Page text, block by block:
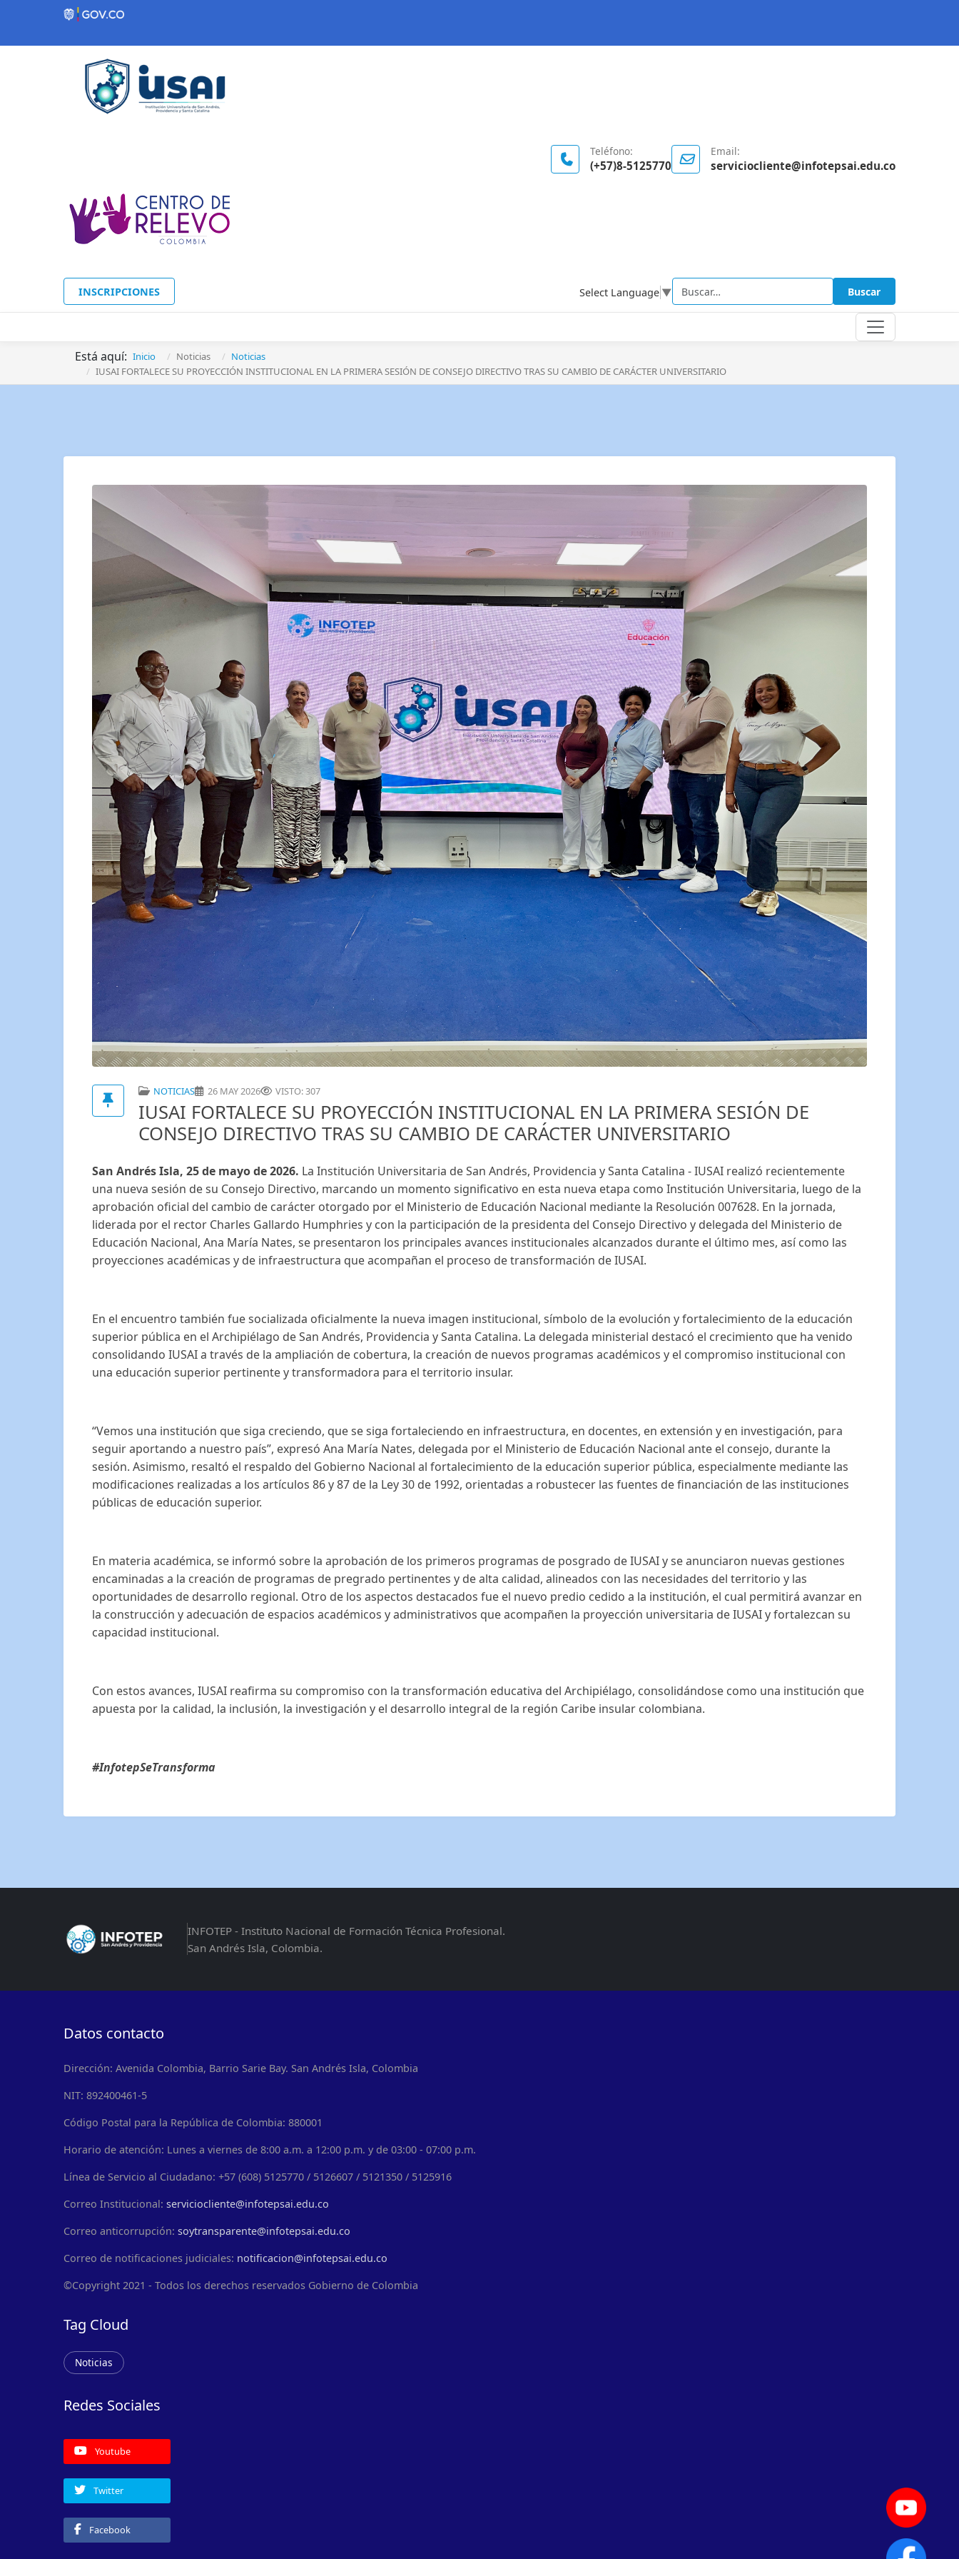
Contenido inicial
Teléfono:
(+57)8-5125770
Email:
serviciocliente@infotepsai.edu.co
INSCRIPCIONES Select Language ▼ Buscar Buscar
Está aquí: Inicio Noticias
Noticias
IUSAI FORTALECE SU PROYECCIÓN INSTITUCIONAL EN LA PRIMERA SESIÓN DE CONSEJO DIRECTIVO TRAS SU CAMBIO DE CARÁCTER UNIVERSITARIO
NOTICIAS 26 MAY 2026 VISTO: 307
IUSAI FORTALECE SU PROYECCIÓN INSTITUCIONAL EN LA PRIMERA SESIÓN DE
CONSEJO DIRECTIVO TRAS SU CAMBIO DE CARÁCTER UNIVERSITARIO
San Andrés Isla, 25 de mayo de 2026. La Institución Universitaria de San Andrés, Providencia y Santa Catalina - IUSAI realizó recientemente
una nueva sesión de su Consejo Directivo, marcando un momento significativo en esta nueva etapa como Institución Universitaria, luego de la
aprobación oficial del cambio de carácter otorgado por el Ministerio de Educación Nacional mediante la Resolución 007628. En la jornada,
liderada por el rector Charles Gallardo Humphries y con la participación de la presidenta del Consejo Directivo y delegada del Ministerio de
Educación Nacional, Ana María Nates, se presentaron los principales avances institucionales alcanzados durante el último mes, así como las
proyecciones académicas y de infraestructura que acompañan el proceso de transformación de IUSAI.
En el encuentro también fue socializada oficialmente la nueva imagen institucional, símbolo de la evolución y fortalecimiento de la educación
superior pública en el Archipiélago de San Andrés, Providencia y Santa Catalina. La delegada ministerial destacó el crecimiento que ha venido
consolidando IUSAI a través de la ampliación de cobertura, la creación de nuevos programas académicos y el compromiso institucional con
una educación superior pertinente y transformadora para el territorio insular.
“Vemos una institución que siga creciendo, que se siga fortaleciendo en infraestructura, en docentes, en extensión y en investigación, para
seguir aportando a nuestro país”, expresó Ana María Nates, delegada por el Ministerio de Educación Nacional ante el consejo, durante la
sesión. Asimismo, resaltó el respaldo del Gobierno Nacional al fortalecimiento de la educación superior pública, especialmente mediante las
modificaciones realizadas a los artículos 86 y 87 de la Ley 30 de 1992, orientadas a robustecer las fuentes de financiación de las instituciones
públicas de educación superior.
En materia académica, se informó sobre la aprobación de los primeros programas de posgrado de IUSAI y se anunciaron nuevas gestiones
encaminadas a la creación de programas de pregrado pertinentes y de alta calidad, alineados con las necesidades del territorio y las
oportunidades de desarrollo regional. Otro de los aspectos destacados fue el nuevo predio cedido a la institución, el cual permitirá avanzar en
la construcción y adecuación de espacios académicos y administrativos que acompañen la proyección universitaria de IUSAI y fortalezcan su
capacidad institucional.
Con estos avances, IUSAI reafirma su compromiso con la transformación educativa del Archipiélago, consolidándose como una institución que
apuesta por la calidad, la inclusión, la investigación y el desarrollo integral de la región Caribe insular colombiana.
#InfotepSeTransforma
INFOTEP - Instituto Nacional de Formación Técnica Profesional.
San Andrés Isla, Colombia.
Datos contacto
Dirección: Avenida Colombia, Barrio Sarie Bay. San Andrés Isla, Colombia
NIT: 892400461-5
Código Postal para la República de Colombia: 880001
Horario de atención: Lunes a viernes de 8:00 a.m. a 12:00 p.m. y de 03:00 - 07:00 p.m.
Línea de Servicio al Ciudadano: +57 (608) 5125770 / 5126607 / 5121350 / 5125916
Correo Institucional: serviciocliente@infotepsai.edu.co
Correo anticorrupción: soytransparente@infotepsai.edu.co
Correo de notificaciones judiciales: notificacion@infotepsai.edu.co
©Copyright 2021 - Todos los derechos reservados Gobierno de Colombia
Tag Cloud
Noticias
Redes Sociales
Youtube
Twitter
Facebook